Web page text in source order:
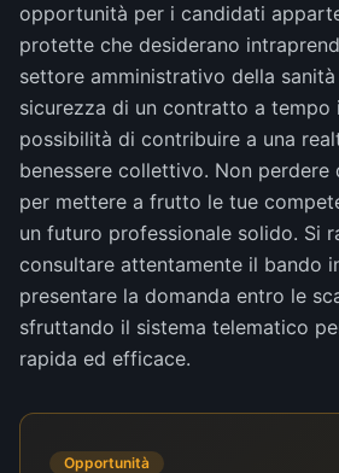
opportunità per i candidati
protette che desiderano
settore amministrativo della
sicurezza di un contratto a tempo
possibilità di contribuire a una
benessere collettivo. Non perdere
per mettere a frutto le tue
un futuro professionale solido. Si
consultare attentamente il bando
presentare la domanda entro le
sfruttando il sistema telematico
rapida ed efficace.
Opportunità